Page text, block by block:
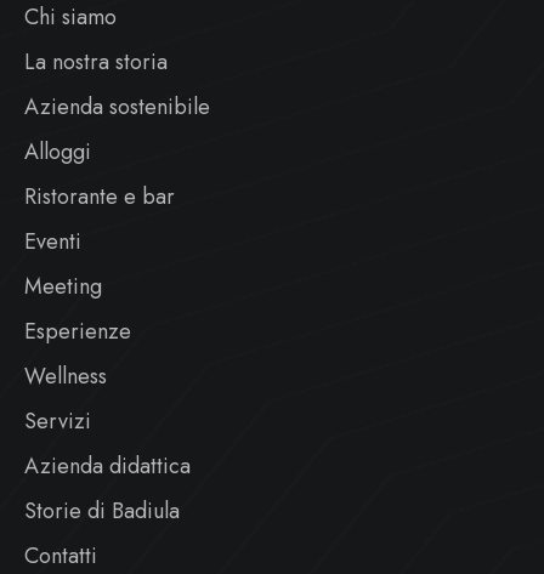
Chi siamo
La nostra storia
Azienda sostenibile
Alloggi
Ristorante e bar
Eventi
Meeting
Esperienze
Wellness
Servizi
Azienda didattica
Storie di Badiula
Contatti